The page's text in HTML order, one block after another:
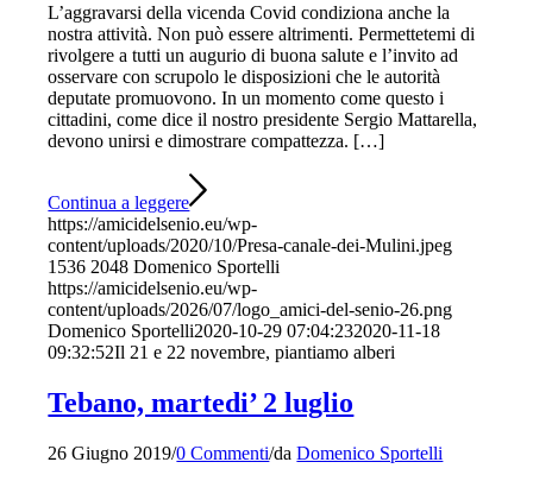
L’aggravarsi della vicenda Covid condiziona anche la
nostra attività. Non può essere altrimenti. Permettetemi di
rivolgere a tutti un augurio di buona salute e l’invito ad
osservare con scrupolo le disposizioni che le autorità
deputate promuovono. In un momento come questo i
cittadini, come dice il nostro presidente Sergio Mattarella,
devono unirsi e dimostrare compattezza. […]
Continua a leggere
https://amicidelsenio.eu/wp-
content/uploads/2020/10/Presa-canale-dei-Mulini.jpeg
1536 2048 Domenico Sportelli
https://amicidelsenio.eu/wp-
content/uploads/2026/07/logo_amici-del-senio-26.png
Domenico Sportelli2020-10-29 07:04:232020-11-18
09:32:52Il 21 e 22 novembre, piantiamo alberi
Tebano, martedi’ 2 luglio
26 Giugno 2019/0 Commenti/daDomenico Sportelli